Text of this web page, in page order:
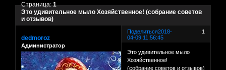
Это удивительное мыло Хозяйственное! (собрание советов
и отзывов)
Страница:1
Поделиться 1
2018-
04-09 11:56:45
dedmoroz
Администратор
Это удивительное мыло
Хозяйственное!
(собрание советов и отзывов)